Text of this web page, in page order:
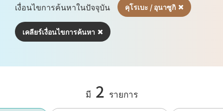
เงื่อนไขการค้นหาในปัจจุบัน คุโรเบะ / อุนาซูกิ
เคลียร์เงื่อนไขการค้นหา
มี 2 รายการ